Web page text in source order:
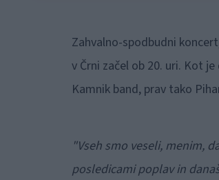
Zahvalno-spodbudni
v Črni začel ob 20. uri. Kot
Kamnik band, prav tako
"Vseh smo veseli, menim,
posledicami poplav in